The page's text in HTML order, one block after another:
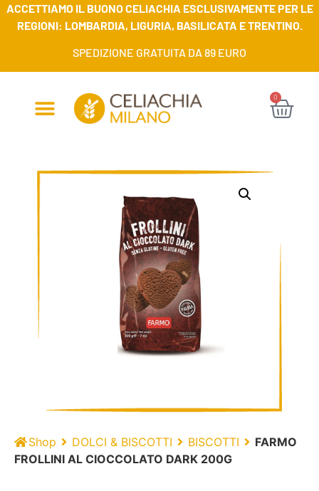
ACCETTIAMO IL BUONO CELIACHIA ESCLUSIVAMENTE PER LE
REGIONI: LOMBARDIA, LIGURIA, BASILICATA E TRENTINO.
SPEDIZIONE GRATUITA DA 89 EURO
0
Shop DOLCI & BISCOTTI BISCOTTI
FARMO
FROLLINI AL CIOCCOLATO DARK 200G